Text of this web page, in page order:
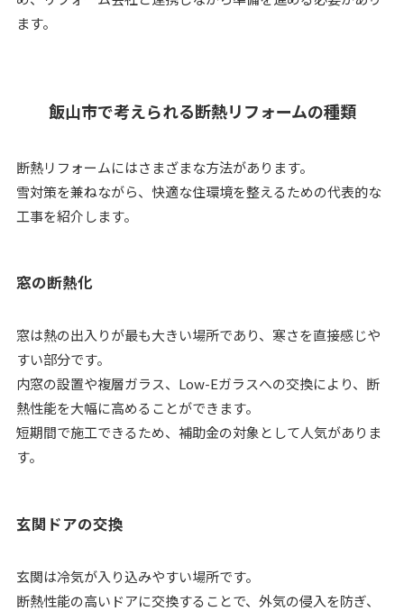
ます。
飯山市で考えられる断熱リフォームの種類
断熱リフォームにはさまざまな方法があります。
雪対策を兼ねながら、快適な住環境を整えるための代表的な
工事を紹介します。
窓の断熱化
窓は熱の出入りが最も大きい場所であり、寒さを直接感じや
すい部分です。
内窓の設置や複層ガラス、Low-Eガラスへの交換により、断
熱性能を大幅に高めることができます。
短期間で施工できるため、補助金の対象として人気がありま
す。
玄関ドアの交換
玄関は冷気が入り込みやすい場所です。
断熱性能の高いドアに交換することで、外気の侵入を防ぎ、